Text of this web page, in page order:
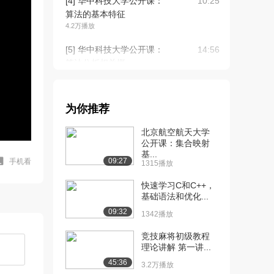
手机看
算法的基本特征
4.2万播放
[5] 华中科技大学公开课：
14:56
线性表的概念及...
[7] 华中科技大学公开课：
线性表的顺序表...
07:48
[8] 华中科技大学公开课：
顺序表的插入删...
09:32
[9] 华中科技大学公开课：
顺序存储结构的...
2.2万播放
05:04
为你推荐
09:27
北京航空航天大学
公开课：集合映射
基...
1315播放
09:32
快速学习C和C++，
基础语法和优化...
1342播放
45:36
竞技麻将初级教程
理论讲解 第一讲...
3.2万播放